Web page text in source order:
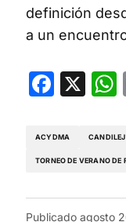
definición
a un
X
ACYDMA
TORNEO DE VERANO DE
Publicado agosto